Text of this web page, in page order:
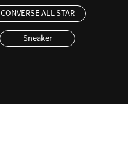
CONVERSE ALL STAR
Sneaker